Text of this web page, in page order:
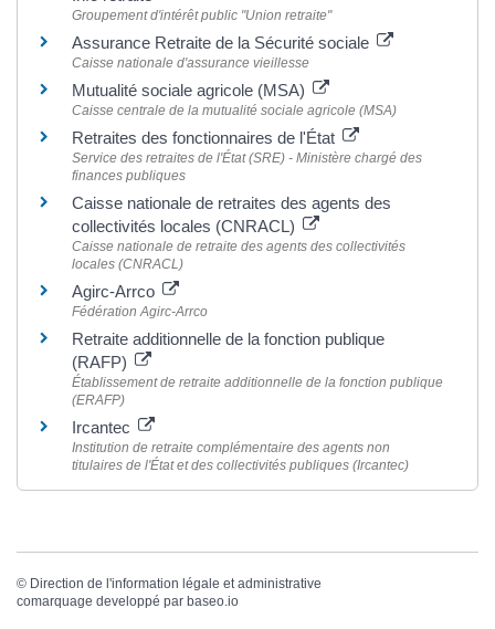
Groupement d'intérêt public "Union retraite"
Assurance Retraite de la Sécurité sociale
Caisse nationale d'assurance vieillesse
Mutualité sociale agricole (MSA)
Caisse centrale de la mutualité sociale agricole (MSA)
Retraites des fonctionnaires de l'État
Service des retraites de l'État (SRE) - Ministère chargé des
finances publiques
Caisse nationale de retraites des agents des
collectivités locales (CNRACL)
Caisse nationale de retraite des agents des collectivités
locales (CNRACL)
Agirc-Arrco
Fédération Agirc-Arrco
Retraite additionnelle de la fonction publique
(RAFP)
Établissement de retraite additionnelle de la fonction publique
(ERAFP)
Ircantec
Institution de retraite complémentaire des agents non
titulaires de l'État et des collectivités publiques (Ircantec)
© Direction de l'information légale et administrative
comarquage developpé par baseo.io